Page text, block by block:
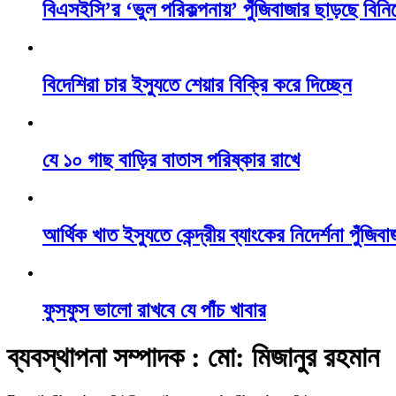
বিএসইসি’র ‘ভুল পরিকল্পনায়’ পুঁজিবাজার ছাড়ছে
বিদেশিরা চার ইস্যুতে শেয়ার বিক্রি করে দিচ্ছেন
যে ১০ গাছ বাড়ির বাতাস পরিষ্কার রাখে
আর্থিক খাত ইস্যুতে কেন্দ্রীয় ব্যাংকের নিদের্শনা
ফুসফুস ভালো রাখবে যে পাঁচ খাবার
ব্যবস্থাপনা সম্পাদক : মো: মিজানুর রহমান